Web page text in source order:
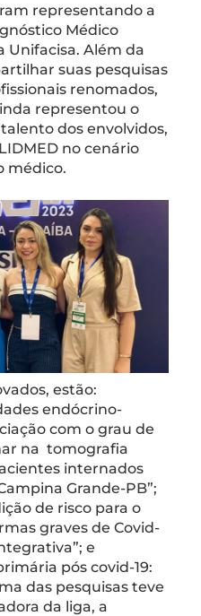
representando a
Médico
Unifacisa. Além da
suas pesquisas
renomados,
representou o
dos envolvidos,
no cenário
médico.
estão:
endócrino-
com o grau de
na tomografia
internados
Grande-PB”;
de risco para o
graves de Covid-
e
pós covid-19:
das pesquisas teve
da liga, a